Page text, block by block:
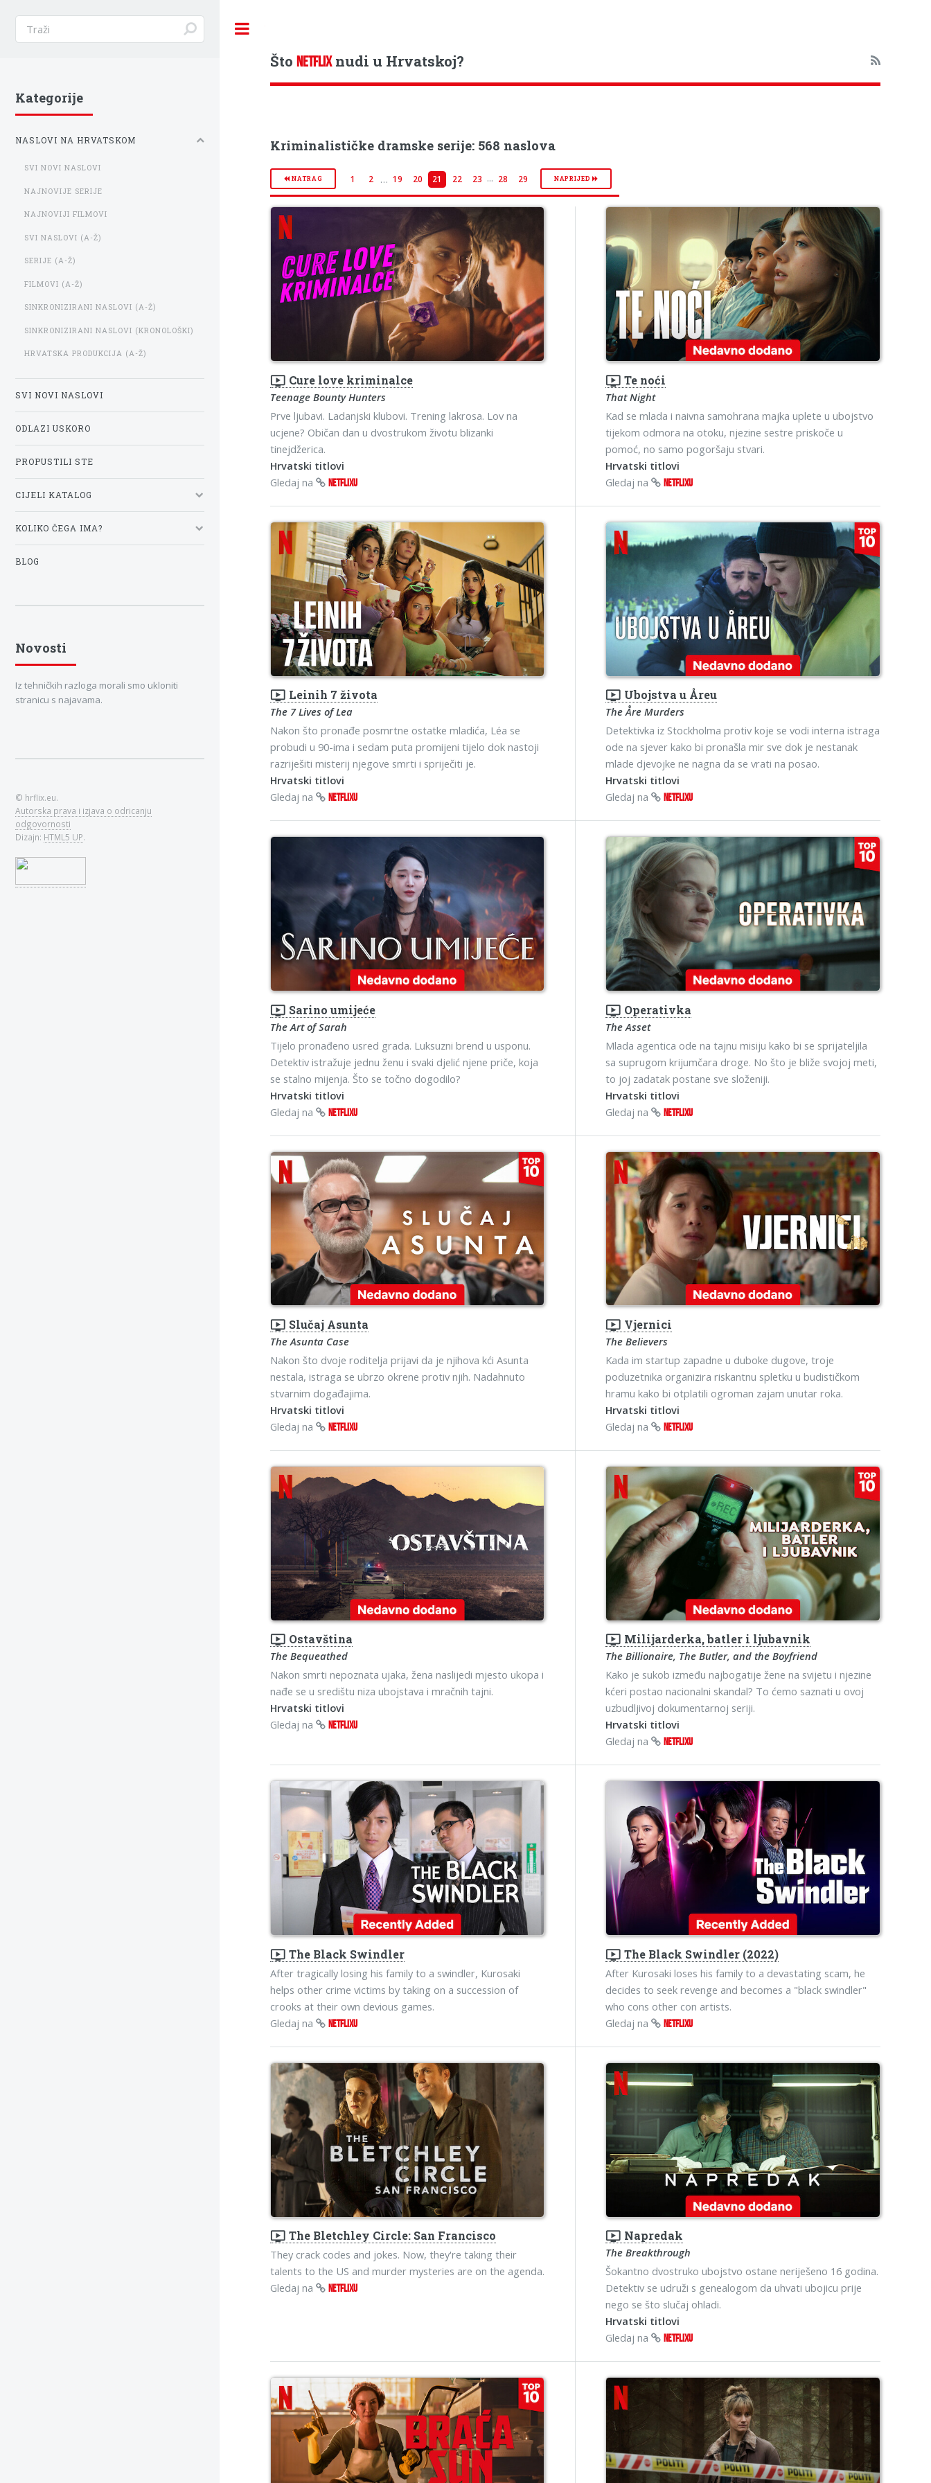
ŠtoNETFLIXnudi u Hrvatskoj?
Kriminalističke dramske serije: 568 naslova
NATRAG 1 2 … 19 20 21 22 23 ... 28 29 NAPRIJED
ondemand_video Cure love kriminalce
Teenage Bounty Hunters
Prve ljubavi. Ladanjski klubovi. Trening lakrosa. Lov na
ucjene? Običan dan u dvostrukom životu blizanki
tinejdžerica.
Hrvatski titlovi
Gledaj na
NETFLIXU
ondemand_video Te noći
That Night
Kad se mlada i naivna samohrana majka uplete u ubojstvo
tijekom odmora na otoku, njezine sestre priskoče u
pomoć, no samo pogoršaju stvari.
Hrvatski titlovi
Gledaj na
NETFLIXU
ondemand_video Leinih 7 života
The 7 Lives of Lea
Nakon što pronađe posmrtne ostatke mladića, Léa se
probudi u 90-ima i sedam puta promijeni tijelo dok nastoji
razriješiti misterij njegove smrti i spriječiti je.
Hrvatski titlovi
Gledaj na
NETFLIXU
ondemand_video Ubojstva u Åreu
The Åre Murders
Detektivka iz Stockholma protiv koje se vodi interna istraga
ode na sjever kako bi pronašla mir sve dok je nestanak
mlade djevojke ne nagna da se vrati na posao.
Hrvatski titlovi
Gledaj na
NETFLIXU
ondemand_video Sarino umijeće
The Art of Sarah
Tijelo pronađeno usred grada. Luksuzni brend u usponu.
Detektiv istražuje jednu ženu i svaki djelić njene priče, koja
se stalno mijenja. Što se točno dogodilo?
Hrvatski titlovi
Gledaj na
NETFLIXU
ondemand_video Operativka
The Asset
Mlada agentica ode na tajnu misiju kako bi se sprijateljila
sa suprugom krijumčara droge. No što je bliže svojoj meti,
to joj zadatak postane sve složeniji.
Hrvatski titlovi
Gledaj na
NETFLIXU
ondemand_video Slučaj Asunta
The Asunta Case
Nakon što dvoje roditelja prijavi da je njihova kći Asunta
nestala, istraga se ubrzo okrene protiv njih. Nadahnuto
stvarnim događajima.
Hrvatski titlovi
Gledaj na
NETFLIXU
ondemand_video Vjernici
The Believers
Kada im startup zapadne u duboke dugove, troje
poduzetnika organizira riskantnu spletku u budističkom
hramu kako bi otplatili ogroman zajam unutar roka.
Hrvatski titlovi
Gledaj na
NETFLIXU
ondemand_video Ostavština
The Bequeathed
Nakon smrti nepoznata ujaka, žena naslijedi mjesto ukopa i
nađe se u središtu niza ubojstava i mračnih tajni.
Hrvatski titlovi
Gledaj na
NETFLIXU
ondemand_video Milijarderka, batler i ljubavnik
The Billionaire, The Butler, and the Boyfriend
Kako je sukob između najbogatije žene na svijetu i njezine
kćeri postao nacionalni skandal? To ćemo saznati u ovoj
uzbudljivoj dokumentarnoj seriji.
Hrvatski titlovi
Gledaj na
NETFLIXU
ondemand_video The Black Swindler
After tragically losing his family to a swindler, Kurosaki
helps other crime victims by taking on a succession of
crooks at their own devious games.
Gledaj na
NETFLIXU
ondemand_video The Black Swindler (2022)
After Kurosaki loses his family to a devastating scam, he
decides to seek revenge and becomes a "black swindler"
who cons other con artists.
Gledaj na
NETFLIXU
ondemand_video The Bletchley Circle: San Francisco
They crack codes and jokes. Now, they're taking their
talents to the US and murder mysteries are on the agenda.
Gledaj na
NETFLIXU
ondemand_video Napredak
The Breakthrough
Šokantno dvostruko ubojstvo ostane neriješeno 16 godina.
Detektiv se udruži s genealogom da uhvati ubojicu prije
nego se što slučaj ohladi.
Hrvatski titlovi
Gledaj na
NETFLIXU
Kategorije
NASLOVI NA HRVATSKOM
SVI NOVI NASLOVI
NAJNOVIJE SERIJE
NAJNOVIJI FILMOVI
SVI NASLOVI (A-Ž)
SERIJE (A-Ž)
FILMOVI (A-Ž)
SINKRONIZIRANI NASLOVI (A-Ž)
SINKRONIZIRANI NASLOVI (KRONOLOŠKI)
HRVATSKA PRODUKCIJA (A-Ž)
SVI NOVI NASLOVI
ODLAZI USKORO
PROPUSTILI STE
CIJELI KATALOG
KOLIKO ČEGA IMA?
BLOG
Novosti
Iz tehničkih razloga morali smo ukloniti
stranicu s najavama.
© hrflix.eu.
Autorska prava i izjava o odricanju
odgovornosti
Dizajn: HTML5 UP.
Toggle